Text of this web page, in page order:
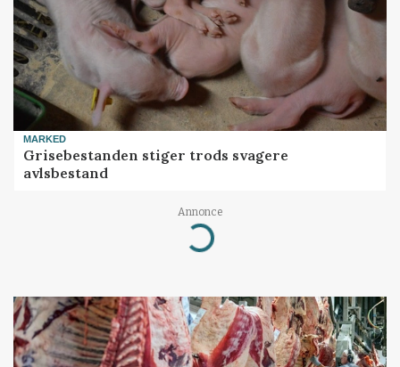
MARKED
Grisebestanden stiger trods svagere
avlsbestand
Annonce
Loading...